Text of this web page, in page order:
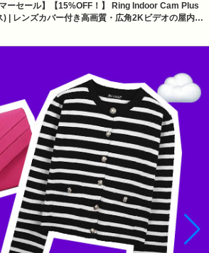
ーセール】【15%OFF！】 Ring Indoor Cam Plus
) | レンズカバー付き高画質・広角2Kビデオの屋内…